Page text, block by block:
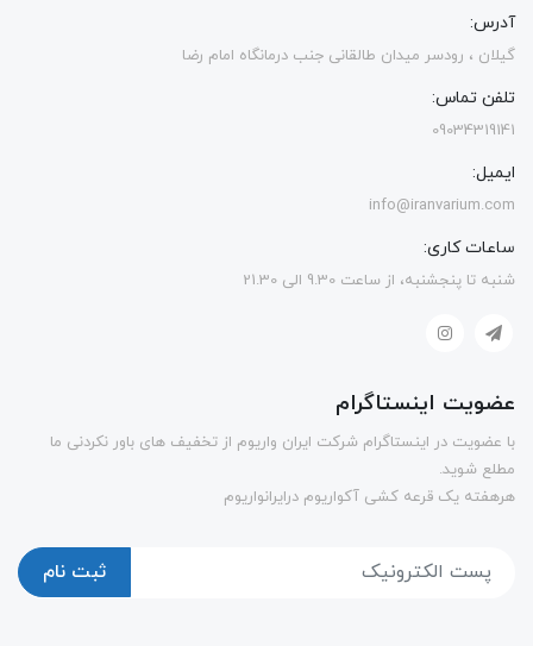
آدرس:
گیلان ، رودسر میدان طالقانی جنب درمانگاه امام رضا
تلفن تماس:
09034319141
ایمیل:
info@iranvarium.com
ساعات کاری:
شنبه تا پنجشنبه، از ساعت 9.30 الی 21.30
عضویت اینستاگرام
با عضویت در اینستاگرام شرکت ایران واریوم از تخفیف های باور نکردنی ما
مطلع شوید.
هرهفته یک قرعه کشی آکواریوم درایرانواریوم
ثبت نام